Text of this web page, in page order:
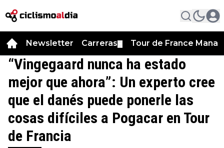
Newsletter Carreras Tour de France
“Vingegaard nunca ha estado
mejor que ahora”: Un experto cree
que el danés puede ponerle las
cosas difíciles a Pogacar en Tour
de Francia